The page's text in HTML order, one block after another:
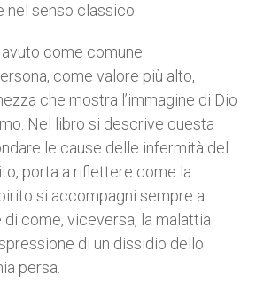
nel senso classico.
come comune
come valore più alto,
che mostra l’immagine di Dio
Nel libro si descrive questa
le cause delle infermità del
porta a riflettere come la
si accompagni sempre a
di come, viceversa, la malattia
di un dissidio dello
persa.